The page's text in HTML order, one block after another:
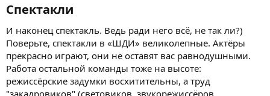
Спектакли​
И наконец спектакль. Ведь ради него всё, не так ли?)
Поверьте, спектакли в «ШДИ» великолепные. Актёры
прекрасно играют, они не оставят вас равнодушными.
Работа остальной команды тоже на высоте:
режиссёрские задумки восхитительны, а труд
"закадровиков" (световиков, звукорежиссёров,